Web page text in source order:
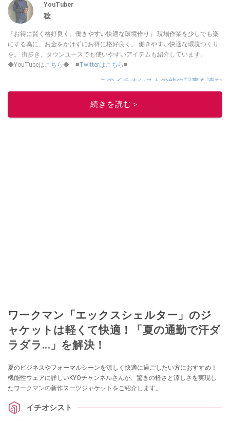
YouTuber
稔
『お得に賢く格好良く。働きやすい快適な環境作り』 現場作業を少しでも楽
にする為に、お金をかけずにお得に格好良く。 働きやすい快適な環境つくり
を。 街歩き、タウンユースでも使いやすいアイテムも紹介しています。
◆YouTubeはこちら◆ ■Twitterはこちら■
このイチオシストの他の記事を読む
続きを読む＞
ワークマン「エックスシェルター」のジ
ャケットは軽くて快適！「夏の通勤で汗ダ
ラダラ...」を解決！
夏のビジネスやフォーマルシーンを涼しく快適に過ごしたい方におすすめ！
機能性ウェアに詳しいKYOチャンネルさんが、驚きの軽さと涼しさを実現し
たワークマンの新作スーツジャケットをご紹介します。
イチオシスト